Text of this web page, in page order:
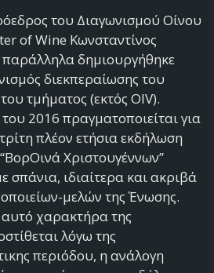
του Διαγωνισμού Οίνου
of Wine Κωνσταντίνος
δημιουργήθηκε
διεκπεραίωσης του
τμήματος (εκτός OIV).
2016 πραγματοποιείται για
πλέον ετήσια εκδήλωση
Χριστουγέννων”
σπάνια, ιδιαίτερα και ακριβά
μελών της Ένωσης.
αυτό χαρακτήρα της
λόγω της
περιόδου, η ανάλογη